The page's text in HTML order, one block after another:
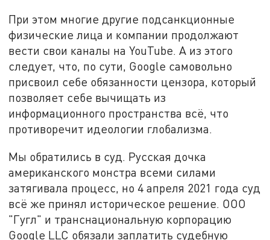
При этом многие другие подсанкционные
физические лица и компании продолжают
вести свои каналы на YouTube. А из этого
следует, что, по сути, Google самовольно
присвоил себе обязанности цензора, который
позволяет себе вычищать из
информационного пространства всё, что
противоречит идеологии глобализма.
Мы обратились в суд. Русская дочка
американского монстра всеми силами
затягивала процесс, но 4 апреля 2021 года суд
всё же принял историческое решение. ООО
"Гугл" и транснациональную корпорацию
Google LLC обязали заплатить судебную